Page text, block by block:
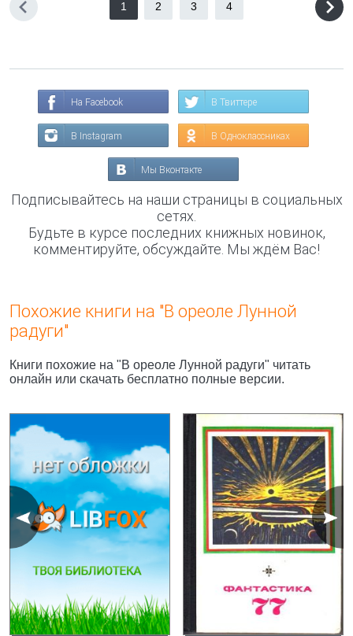
1 2 3 4
На Facebook В Твиттере
В Instagram В Одноклассниках
Мы Вконтакте
Подписывайтесь на наши страницы в социальных
сетях.
Будьте в курсе последних книжных новинок,
комментируйте, обсуждайте. Мы ждём Вас!
Похожие книги на "В ореоле Лунной
радуги"
Книги похожие на "В ореоле Лунной радуги" читать
онлайн или скачать бесплатно полные версии.